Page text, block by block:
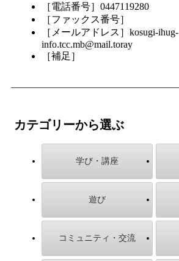
［電話番号］0447119280
［ファックス番号］
［メールアドレス］kosugi-ihug-
info.tcc.mb@mail.toray
［補足］
カテゴリーから選ぶ
学び・講座
遊び
コミュニティ・交流